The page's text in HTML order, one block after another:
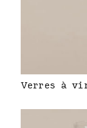
Verres à